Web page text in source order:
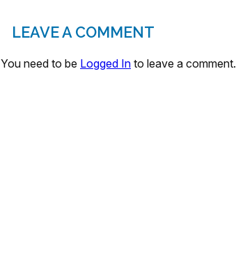
LEAVE A COMMENT
You need to be Logged In to leave a comment.